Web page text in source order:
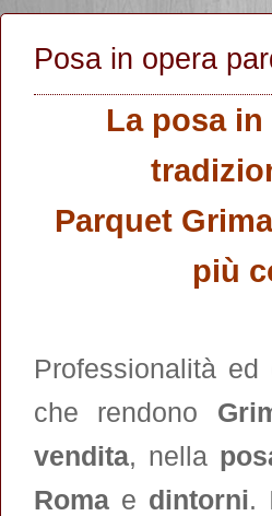
Posa in opera
La posa
Parquet
più
Professionalità
che rendono
vendita, nella
Roma e dintorni.